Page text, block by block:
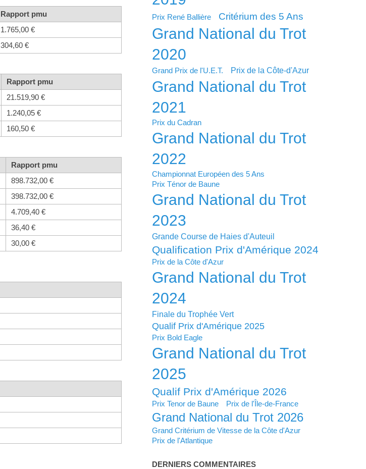
Rapport pmu
1.765,00 €
304,60 €
Rapport pmu
21.519,90 €
1.240,05 €
160,50 €
Rapport pmu
898.732,00 €
398.732,00 €
4.709,40 €
36,40 €
30,00 €
Prix René Ballière Critérium des 5 Ans
Grand National du Trot
2020
Grand Prix de l'U.E.T. Prix de la Côte-d'Azur
Grand National du Trot
2021
Prix du Cadran
Grand National du Trot
2022
Championnat Européen des 5 Ans
Prix Ténor de Baune
Grand National du Trot
2023
Grande Course de Haies d'Auteuil
Qualification Prix d'Amérique 2024
Prix de la Côte d'Azur
Grand National du Trot
2024
Finale du Trophée Vert
Qualif Prix d'Amérique 2025
Prix Bold Eagle
Grand National du Trot
2025
Qualif Prix d'Amérique 2026
Prix Tenor de Baune Prix de l'Île-de-France
Grand National du Trot 2026
Grand Critérium de Vitesse de la Côte d'Azur
Prix de l'Atlantique
DERNIERS COMMENTAIRES